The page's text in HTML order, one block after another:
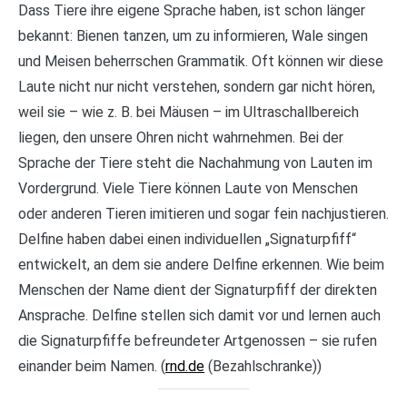
Dass Tiere ihre eigene Sprache haben, ist schon länger
bekannt: Bienen tanzen, um zu informieren, Wale singen
und Meisen beherrschen Grammatik. Oft können wir diese
Laute nicht nur nicht verstehen, sondern gar nicht hören,
weil sie – wie z. B. bei Mäusen – im Ultraschallbereich
liegen, den unsere Ohren nicht wahrnehmen. Bei der
Sprache der Tiere steht die Nachahmung von Lauten im
Vordergrund. Viele Tiere können Laute von Menschen
oder anderen Tieren imitieren und sogar fein nachjustieren.
Delfine haben dabei einen individuellen „Signaturpfiff“
entwickelt, an dem sie andere Delfine erkennen. Wie beim
Menschen der Name dient der Signaturpfiff der direkten
Ansprache. Delfine stellen sich damit vor und lernen auch
die Signaturpfiffe befreundeter Artgenossen – sie rufen
einander beim Namen. (rnd.de (Bezahlschranke))